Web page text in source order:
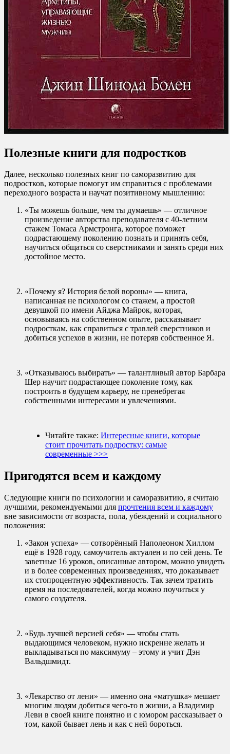
Полезные книги для подростков
Далее, несколько полезных книг по саморазвитию для
подростков, которые помогут им справиться с проблемами
переходного возраста и научат позитивному мышлению:
«Ты можешь больше, чем ты думаешь» — отличное
произведение авторства преподавателя с 40-летним
стажем Томаса Армстронга, которое поможет
подрастающему поколению познать и принять себя,
научиться общаться со сверстниками и занять среди них
достойное место.
«Почему я? История белой вороны» — книга,
написанная не психологом со стажем, а простой
девушкой по имени Айджа Майрок, которая,
основываясь на собственном опыте, рассказывает
подросткам, как справиться с травлей сверстников и
добиться успехов в жизни, не потеряв собственное Я.
«Отказываюсь выбирать» — талантливый автор Барбара
Шер научит подрастающее поколение тому, как
построить в будущем карьеру, не пренебрегая
собственными интересами и увлечениями.
Читайте также: Интересные книги, которые
стоит прочитать подростку: самые
современные >>>
Пригодятся всем и каждому
Следующие книги по психологии и саморазвитию, я считаю
лучшими, рекомендуемыми для прочтения всем и каждому
вне зависимости от возраста, пола, убеждений и социального
положения:
«Закон успеха» — сотворённый Наполеоном Хиллом
ещё в 1928 году, самоучитель актуален и по сей день. Те
заветные 16 уроков, описанные автором, можно увидеть
и в более современных произведениях, что доказывает
их стопроцентную эффективность. Так зачем тратить
время на последователей, когда можно поучиться у
самого создателя.
«Будь лучшей версией себя» — чтобы стать
выдающимся человеком, нужно искренне желать и
выкладываться по максимуму – этому и учит Дэн
Вальдшмидт.
«Лекарство от лени» — именно она «матушка» мешает
многим людям добиться чего-то в жизни, а Владимир
Леви в своей книге понятно и с юмором рассказывает о
том, какой бывает лень и как с ней бороться.